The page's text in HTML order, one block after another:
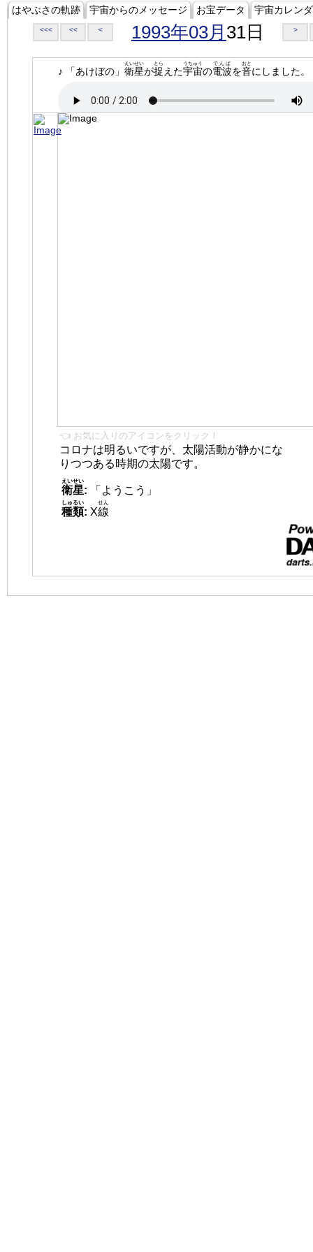
はやぶさの軌跡 宇宙からのメッセージ お宝データ 宇宙カレン
<<< << < 1993年03月 31日 >
♪ 「あけぼの」 衛星
えいせい
が捉
とら
えた宇宙
うちゅう
の電波
でんぱ
を音
おと
にしました。
👈 お気に入りのアイコンをクリック！
コロナは明るいですが、太陽活動が静かにな
りつつある時期の太陽です。
衛星
えいせい
:
「ようこう」
種類
しゅるい
: X線
せん